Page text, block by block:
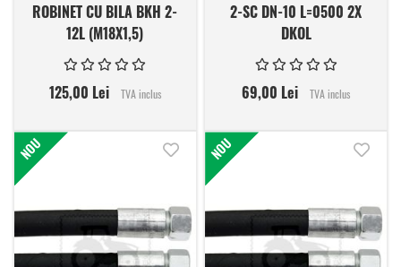
ROBINET CU BILA BKH 2-
12L (M18X1,5)
125,00 Lei TVA inclus
2-SC DN-10 L=0500 2X
DKOL
69,00 Lei TVA inclus
NOU Adauga in lista de dorinte
NOU